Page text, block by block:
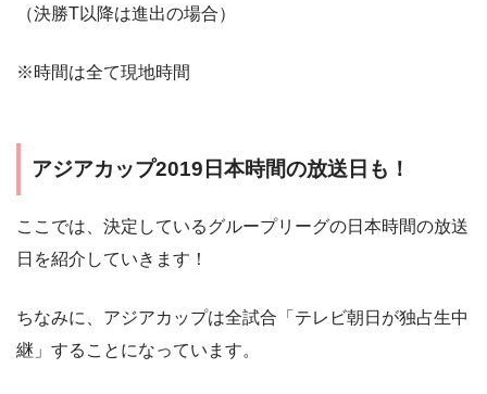
（決勝T以降は進出の場合）
※時間は全て現地時間
アジアカップ2019日本時間の放送日も！
ここでは、決定しているグループリーグの日本時間の放送
日を紹介していきます！
ちなみに、アジアカップは全試合「テレビ朝日が独占生中
継」することになっています。